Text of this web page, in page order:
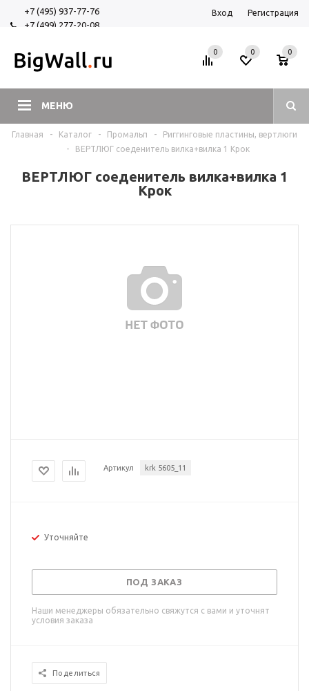
+7 (495) 937-77-76
+7 (499) 277-20-08
Вход Регистрация
МЕНЮ
0 0
0
Главная - Каталог - Промальп -
Риггинговые пластины, вертлюги
-
ВЕРТЛЮГ соеденитель вилка+вилка 1 Крок
ВЕРТЛЮГ соеденитель вилка+вилка 1
Крок
Артикул krk 5605_11
Уточняйте
ПОД ЗАКАЗ
Наши менеджеры обязательно свяжутся с вами и уточнят
условия заказа
Поделиться